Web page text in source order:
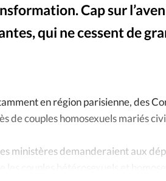
Cap sur
qui ne cessent de
en région parisienne, des
de couples homosexuels mariés
ministères demanderaient aux